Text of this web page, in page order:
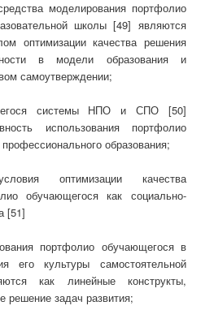
моделирования портфолио
школы [49] являются
оптимизации качества решения
в модели образования и
самоутверждении;
системы НПО и СПО [50]
использования портфолио
образования;
оптимизации качества
обучающегося как социально-
[51]
портфолио обучающегося в
его культуры самостоятельной
как линейные конструкты,
решение задач развития;